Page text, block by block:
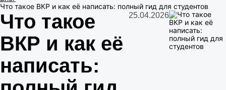
Что такое ВКР и как её написать: полный гид для студентов
Что такое
ВКР и как её
написать:
25.04.2026